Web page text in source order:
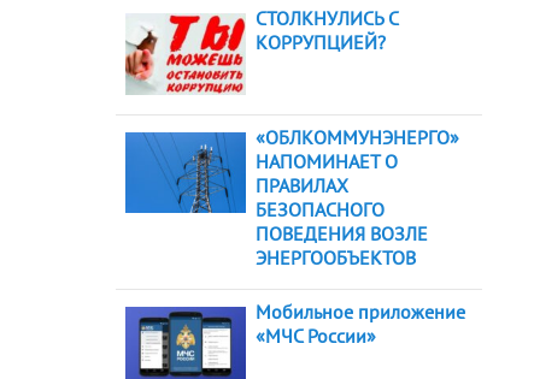
СТОЛКНУЛИСЬ С
КОРРУПЦИЕЙ?
«ОБЛКОММУНЭНЕРГО»
НАПОМИНАЕТ О
ПРАВИЛАХ
БЕЗОПАСНОГО
ПОВЕДЕНИЯ ВОЗЛЕ
ЭНЕРГООБЪЕКТОВ
Мобильное приложение
«МЧС России»